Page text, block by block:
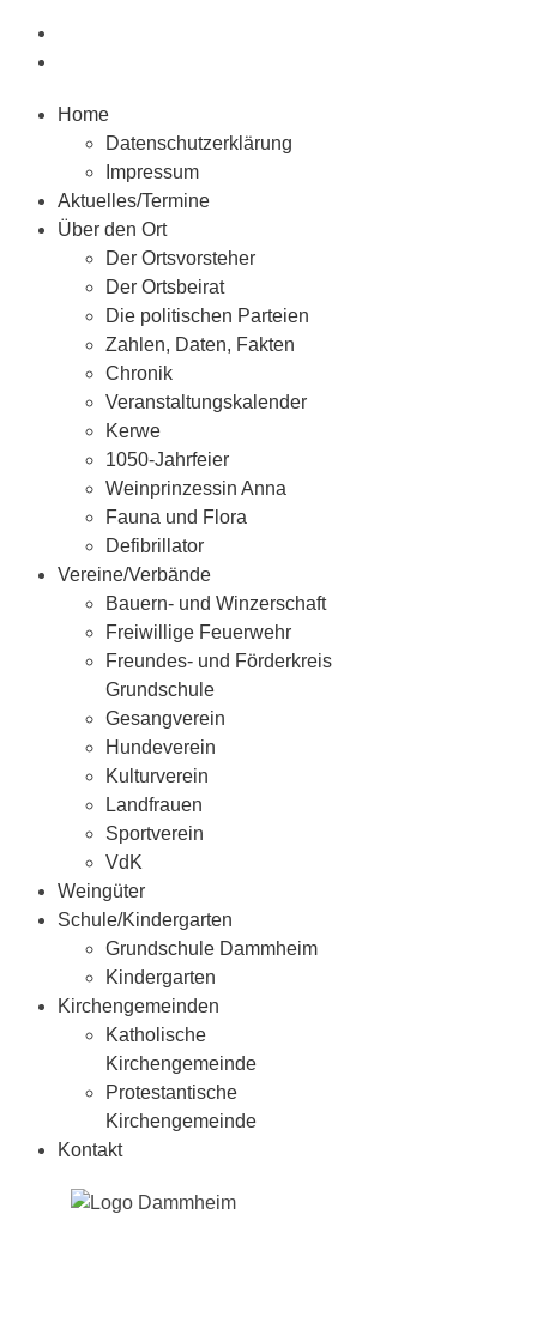
Home
Datenschutzerklärung
Impressum
Aktuelles/Termine
Über den Ort
Der Ortsvorsteher
Der Ortsbeirat
Die politischen Parteien
Zahlen, Daten, Fakten
Chronik
Veranstaltungskalender
Kerwe
1050-Jahrfeier
Weinprinzessin Anna
Fauna und Flora
Defibrillator
Vereine/Verbände
Bauern- und Winzerschaft
Freiwillige Feuerwehr
Freundes- und Förderkreis
Grundschule
Gesangverein
Hundeverein
Kulturverein
Landfrauen
Sportverein
VdK
Weingüter
Schule/Kindergarten
Grundschule Dammheim
Kindergarten
Kirchengemeinden
Katholische
Kirchengemeinde
Protestantische
Kirchengemeinde
Kontakt